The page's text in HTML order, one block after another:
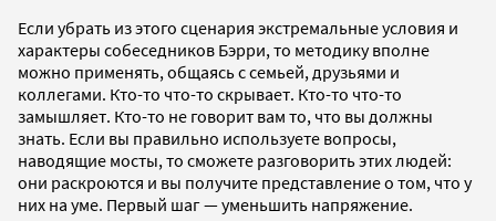
Если убрать из этого сценария экстремальные условия и
характеры собеседников Бэрри, то методику вполне
можно применять, общаясь с семьей, друзьями и
коллегами. Кто-то что-то скрывает. Кто-то что-то
замышляет. Кто-то не говорит вам то, что вы должны
знать. Если вы правильно используете вопросы,
наводящие мосты, то сможете разговорить этих людей:
они раскроются и вы получите представление о том, что у
них на уме. Первый шаг — уменьшить напряжение.